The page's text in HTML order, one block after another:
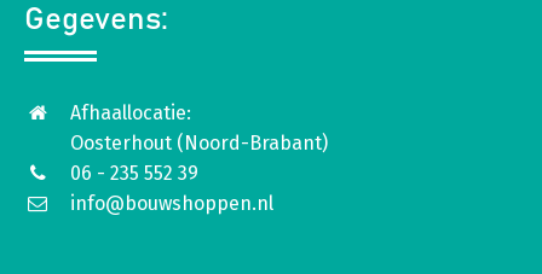
Gegevens:
Afhaallocatie:
Oosterhout (Noord-Brabant)
06 - 235 552 39
info@bouwshoppen.nl